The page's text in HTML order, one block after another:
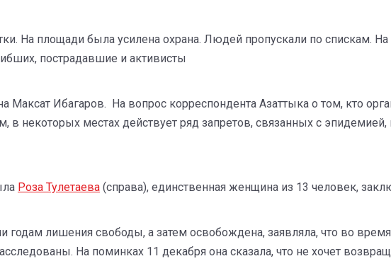
На площади была усилена охрана. Людей пропускали по спискам.
пострадавшие и активисты
Максат Ибагаров. На вопрос корреспондента Азаттыка о том, кто
в некоторых местах действует ряд запретов, связанных с
Роза Тулетаева (справа), единственная женщина из 13 человек,
годам лишения свободы, а затем освобождена, заявляла, что во
На поминках 11 декабря она сказала, что не хочет